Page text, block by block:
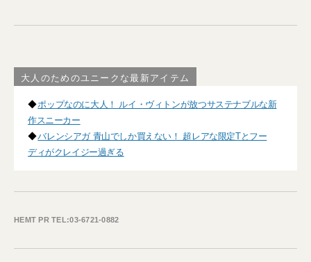
大人のためのユニークな最新アイテム
◆ポップなのに大人！ ルイ・ヴィトンが放つサステナブルな新
作スニーカー
◆バレンシアガ 青山でしか買えない！ 超レアな限定Tとフー
ディがクレイジー過ぎる
HEMT PR TEL:03-6721-0882